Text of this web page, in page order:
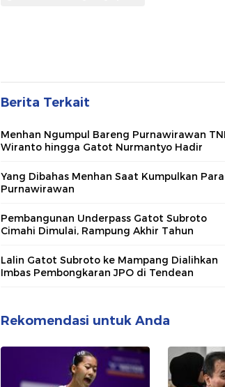
Berita Terkait
Menhan Ngumpul Bareng Purnawirawan
Wiranto hingga Gatot Nurmantyo Hadir
Yang Dibahas Menhan Saat Kumpulkan Para
Purnawirawan
Pembangunan Underpass Gatot Subroto
Cimahi Dimulai, Rampung Akhir Tahun
Lalin Gatot Subroto ke Mampang Dialihkan
Imbas Pembongkaran JPO di Tendean
Rekomendasi untuk Anda